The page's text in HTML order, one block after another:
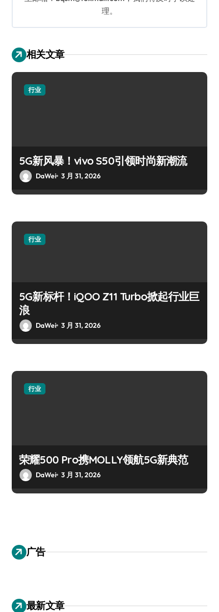
理。
相关文章
行业
5G新风暴！vivo S50引领时尚新潮流
DaWei 3 月 31, 2026
行业
5G新标杆！iQOO Z11 Turbo掀起行业巨
浪
DaWei 3 月 31, 2026
行业
荣耀500 Pro携MOLLY领航5G新典范
DaWei 3 月 31, 2026
广告
最新文章